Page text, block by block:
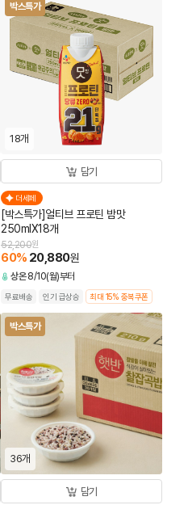
박스특가
18개
담기
더세페
[박스특가]얼티브 프로틴 밤맛
250mlX18개
52,200원
60% 20,880원
상온 8/10(월)부터
무료배송 인기 급상승 최대 15% 중복쿠폰
박스특가
36개
담기